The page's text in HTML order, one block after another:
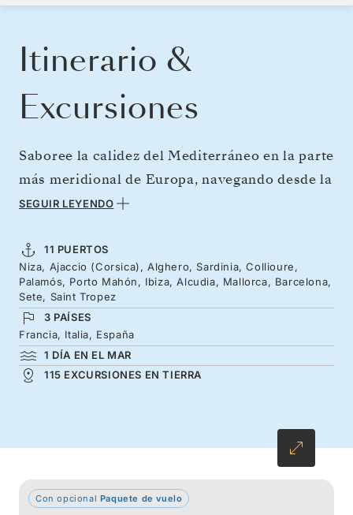
Itinerario &
Excursiones
Saboree la calidez del Mediterráneo en la parte
más meridional de Europa, navegando desde la
Costa Azul hasta las islas Baleares. Comience
siguiendo la mágica luz mediterránea hasta la
artística Collioure y la gastronomía frente al
mar de Palamós. Descubra las playas más
recónditas de Menorca y las calas doradas de
Ibiza, antes de sumergirse en las aguas
cristalinas de Mallorca. Desde la imponente
SEGUIR LEYENDO
11 PUERTOS
Niza, Ajaccio (Corsica), Alghero, Sardinia, Collioure,
Palamós, Porto Mahón, Ibiza, Alcudia, Mallorca, Barcelona,
Sete, Saint Tropez
3 PAÍSES
Francia, Italia, España
1 DÍA EN EL MAR
115 EXCURSIONES EN TIERRA
Con opcional Paquete de vuelo